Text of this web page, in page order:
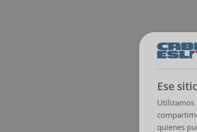
Ese
Utilizamos
quienes